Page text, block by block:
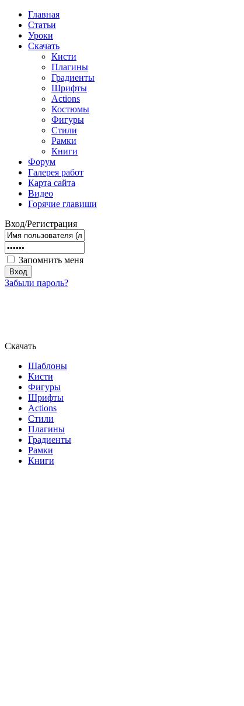
Главная
Статьи
Уроки
Скачать
Кисти
Плагины
Градиенты
Шрифты
Actions
Костюмы
Фигуры
Стили
Рамки
Книги
Форум
Галерея работ
Карта сайта
Видео
Горячие главиши
Вход/Регистрация
Запомнить меня
Забыли пароль?
Скачать
Шаблоны
Кисти
Фигуры
Шрифты
Actions
Стили
Плагины
Градиенты
Рамки
Книги